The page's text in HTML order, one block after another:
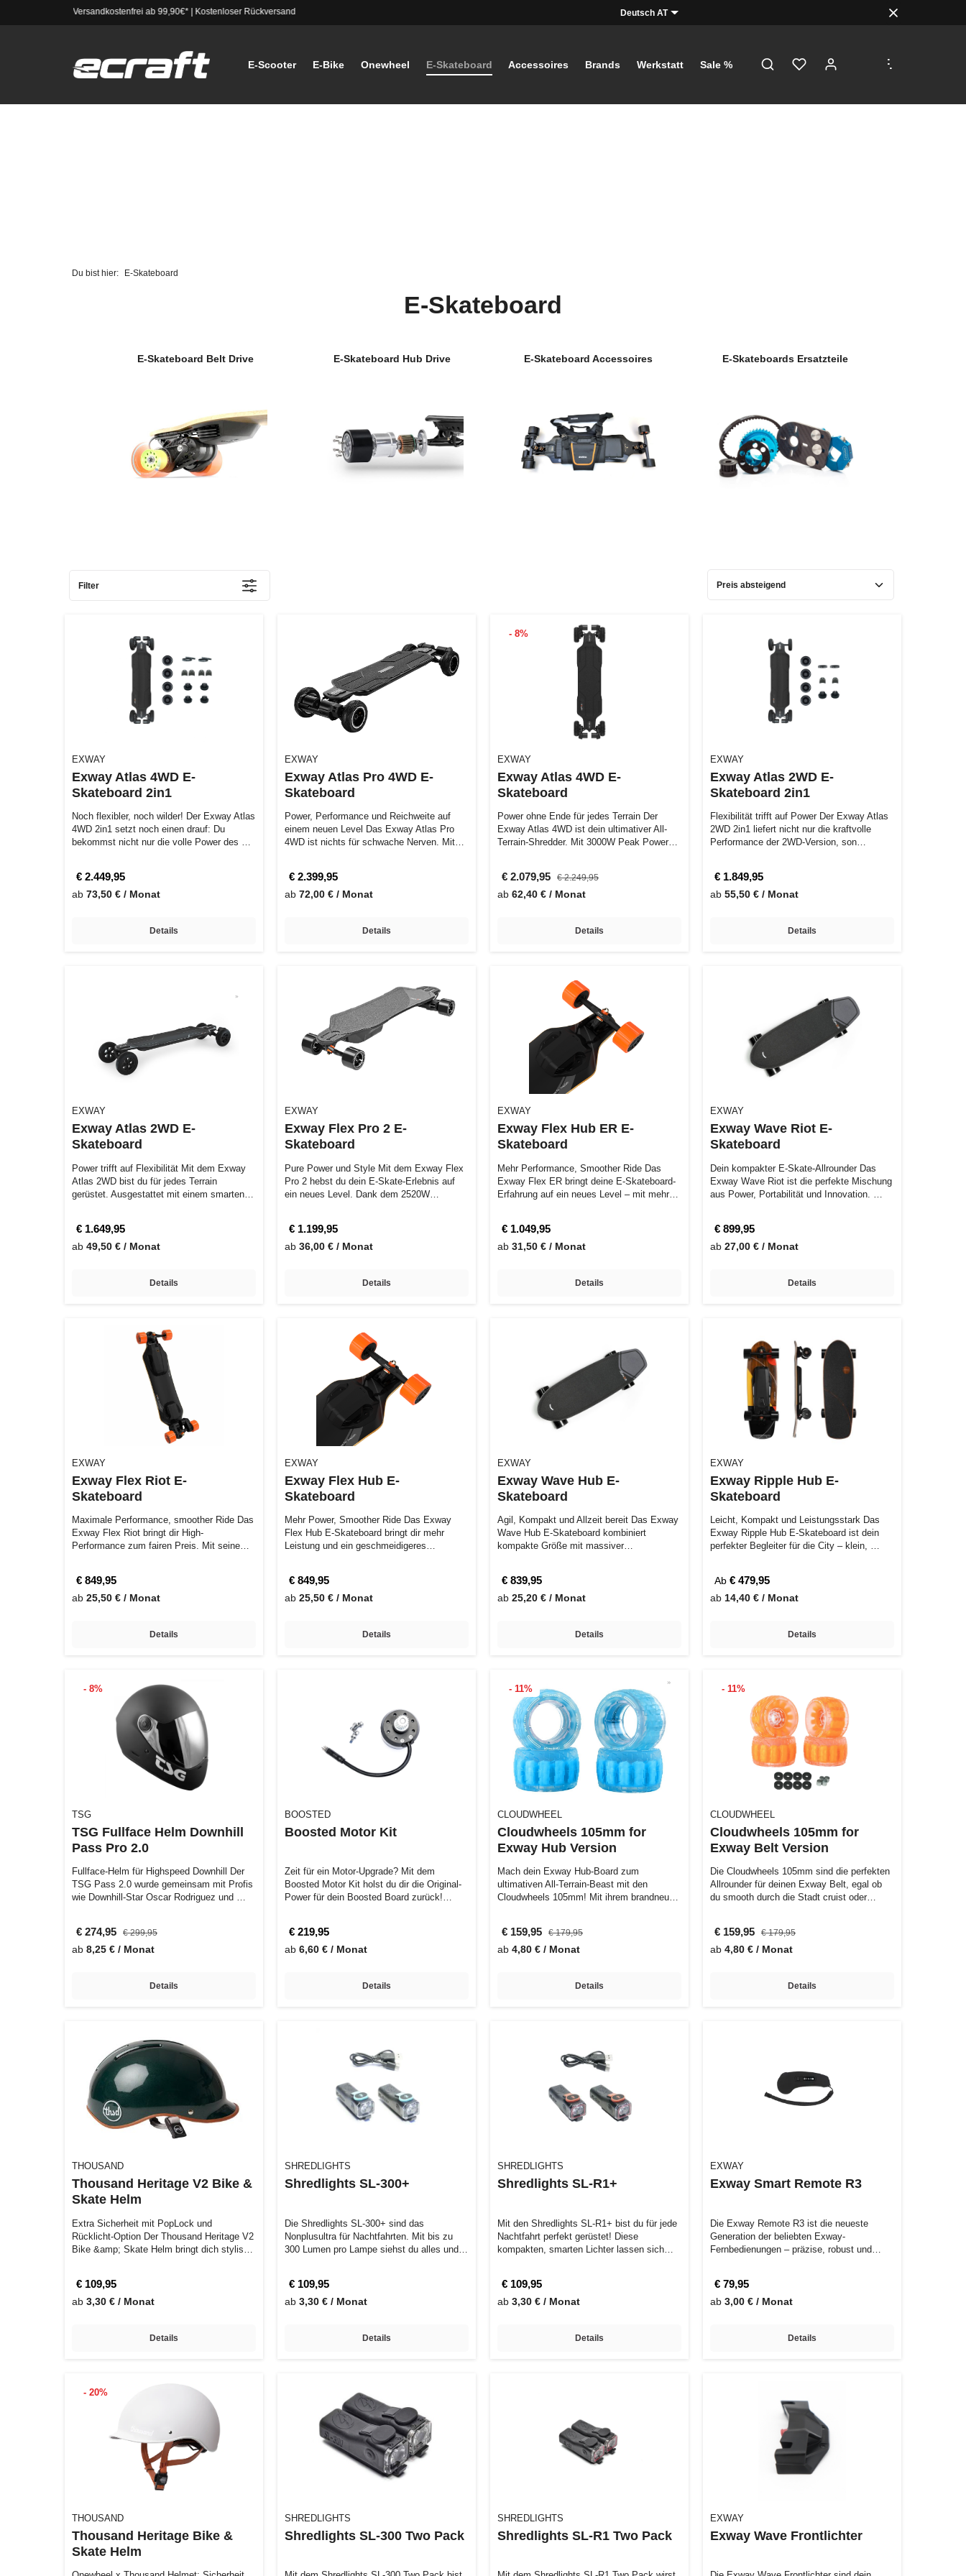
Versandkostenfrei ab 99,90€*| Kostenloser Rückversand Deutsch AT
E-Scooter E-Bike Onewheel E-Skateboard Accessoires Brands Werkstatt Sale %
...
Du bist hier: E-Skateboard
E-Skateboard
E-Skateboard Belt Drive E-Skateboard Hub Drive E-Skateboard Accessoires E-Skateboards Ersatzteile
Filter
EXWAY
Exway Atlas 4WD E-
Skateboard 2in1
Noch flexibler, noch wilder! Der Exway Atlas
4WD 2in1 setzt noch einen drauf: Du
bekommst nicht nur die volle Power des …
€ 2.449,95
ab 73,50 € / Monat
Details
EXWAY
Exway Atlas Pro 4WD E-
Skateboard
Power, Performance und Reichweite auf
einem neuen Level Das Exway Atlas Pro
4WD ist nichts für schwache Nerven. Mit
€ 2.399,95
ab 72,00 € / Monat
Details
- 8%
EXWAY
Exway Atlas 4WD E-
Skateboard
Power ohne Ende für jedes Terrain Der
Exway Atlas 4WD ist dein ultimativer All-
Terrain-Shredder. Mit 3000W Peak Power
€ 2.079,95 € 2.249,95
ab 62,40 € / Monat
Details
EXWAY
Exway Atlas 2WD E-
Skateboard 2in1
Flexibilität trifft auf Power Der Exway Atlas
2WD 2in1 liefert nicht nur die kraftvolle
Performance der 2WD-Version, son…
€ 1.849,95
ab 55,50 € / Monat
Details
EXWAY
Exway Atlas 2WD E-
Skateboard
Power trifft auf Flexibilität Mit dem Exway
Atlas 2WD bist du für jedes Terrain
gerüstet. Ausgestattet mit einem smarten…
€ 1.649,95
ab 49,50 € / Monat
Details
EXWAY
Exway Flex Pro 2 E-
Skateboard
Pure Power und Style Mit dem Exway Flex
Pro 2 hebst du dein E-Skate-Erlebnis auf
ein neues Level. Dank dem 2520W
€ 1.199,95
ab 36,00 € / Monat
Details
EXWAY
Exway Flex Hub ER E-
Skateboard
Mehr Performance, Smoother Ride Das
Exway Flex ER bringt deine E-Skateboard-
Erfahrung auf ein neues Level – mit mehr
€ 1.049,95
ab 31,50 € / Monat
Details
EXWAY
Exway Wave Riot E-
Skateboard
Dein kompakter E-Skate-Allrounder Das
Exway Wave Riot ist die perfekte Mischung
aus Power, Portabilität und Innovation. …
€ 899,95
ab 27,00 € / Monat
Details
EXWAY
Exway Flex Riot E-
Skateboard
Maximale Performance, smoother Ride Das
Exway Flex Riot bringt dir High-
Performance zum fairen Preis. Mit seinem
€ 849,95
ab 25,50 € / Monat
Details
EXWAY
Exway Flex Hub E-
Skateboard
Mehr Power, Smoother Ride Das Exway
Flex Hub E-Skateboard bringt dir mehr
Leistung und ein geschmeidigeres
€ 849,95
ab 25,50 € / Monat
Details
EXWAY
Exway Wave Hub E-
Skateboard
Agil, Kompakt und Allzeit bereit Das Exway
Wave Hub E-Skateboard kombiniert
kompakte Größe mit massiver
€ 839,95
ab 25,20 € / Monat
Details
EXWAY
Exway Ripple Hub E-
Skateboard
Leicht, Kompakt und Leistungsstark Das
Exway Ripple Hub E-Skateboard ist dein
perfekter Begleiter für die City – klein, …
Ab € 479,95
ab 14,40 € / Monat
Details
- 8%
TSG
TSG Fullface Helm Downhill
Pass Pro 2.0
Fullface-Helm für Highspeed Downhill Der
TSG Pass 2.0 wurde gemeinsam mit Profis
wie Downhill-Star Oscar Rodriguez und …
€ 274,95 € 299,95
ab 8,25 € / Monat
Details
BOOSTED
Boosted Motor Kit
Zeit für ein Motor-Upgrade? Mit dem
Boosted Motor Kit holst du dir die Original-
Power für dein Boosted Board zurück!
€ 219,95
ab 6,60 € / Monat
Details
- 11%
CLOUDWHEEL
Cloudwheels 105mm for
Exway Hub Version
Mach dein Exway Hub-Board zum
ultimativen All-Terrain-Beast mit den
Cloudwheels 105mm! Mit ihrem brandneuen
€ 159,95 € 179,95
ab 4,80 € / Monat
Details
- 11%
CLOUDWHEEL
Cloudwheels 105mm for
Exway Belt Version
Die Cloudwheels 105mm sind die perfekten
Allrounder für deinen Exway Belt, egal ob
du smooth durch die Stadt cruist oder…
€ 159,95 € 179,95
ab 4,80 € / Monat
Details
THOUSAND
Thousand Heritage V2 Bike &
Skate Helm
Extra Sicherheit mit PopLock und
Rücklicht-Option Der Thousand Heritage V2
Bike &amp; Skate Helm bringt dich stylish
€ 109,95
ab 3,30 € / Monat
Details
SHREDLIGHTS
Shredlights SL-300+
Die Shredlights SL-300+ sind das
Nonplusultra für Nachtfahrten. Mit bis zu
300 Lumen pro Lampe siehst du alles und
€ 109,95
ab 3,30 € / Monat
Details
SHREDLIGHTS
Shredlights SL-R1+
Mit den Shredlights SL-R1+ bist du für jede
Nachtfahrt perfekt gerüstet! Diese
kompakten, smarten Lichter lassen sich
€ 109,95
ab 3,30 € / Monat
Details
EXWAY
Exway Smart Remote R3
Die Exway Remote R3 ist die neueste
Generation der beliebten Exway-
Fernbedienungen – präzise, robust und
€ 79,95
ab 3,00 € / Monat
Details
- 20%
THOUSAND
Thousand Heritage Bike &
Skate Helm
SHREDLIGHTS
Shredlights SL-300 Two Pack
SHREDLIGHTS
Shredlights SL-R1 Two Pack
EXWAY
Exway Wave Frontlichter